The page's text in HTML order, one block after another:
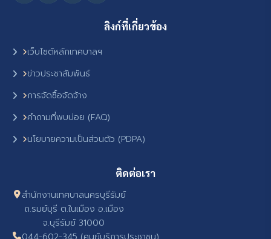
ลิงก์ที่เกี่ยวข้อง
เว็บไซต์หลักเทศบาลฯ
ข่าวประชาสัมพันธ์
การจัดซื้อจัดจ้าง
คำถามที่พบบ่อย (FAQ)
นโยบายความเป็นส่วนตัว (PDPA)
ติดต่อเรา
สำนักงานเทศบาลนครบุรีรัมย์
ถ.รมย์บุรี ต.ในเมือง อ.เมือง
จ.บุรีรัมย์ 31000